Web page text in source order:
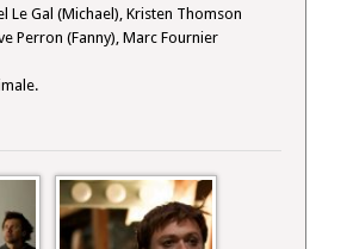
Le Gal (Michael), Kristen Thomson
Perron (Fanny), Marc Fournier